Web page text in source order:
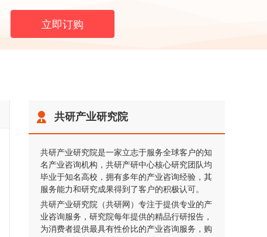
立即订购
共研产业研究院
共研产业研究院是一家立志于服务全球客户的知
名产业咨询机构，共研产研中心核心研究团队均
毕业于知名高校，拥有多年的产业咨询经验，其
服务能力和研究成果得到了客户的积极认可。
共研产业研究院（共研网）专注于提供专业的产
业咨询服务，研究院每年提供的精品行研报告，
为消费者提供最具有性价比的产业咨询服务，购